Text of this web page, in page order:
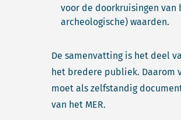
voor de doorkruisingen
archeologische) waarden.
De samenvatting is het deel
het bredere publiek. Daarom
moet als zelfstandig
van het MER.